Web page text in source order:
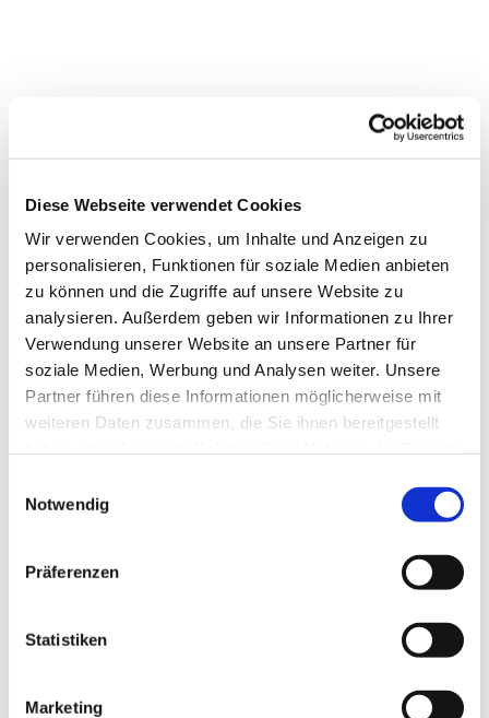
Diese Webseite verwendet Cookies
Wir verwenden Cookies, um Inhalte und Anzeigen zu
personalisieren, Funktionen für soziale Medien anbieten
zu können und die Zugriffe auf unsere Website zu
analysieren. Außerdem geben wir Informationen zu Ihrer
Verwendung unserer Website an unsere Partner für
soziale Medien, Werbung und Analysen weiter. Unsere
Partner führen diese Informationen möglicherweise mit
weiteren Daten zusammen, die Sie ihnen bereitgestellt
Notwendig
Präferenzen
Statistiken
Marketing
Dies könnte Sie auch
interessieren